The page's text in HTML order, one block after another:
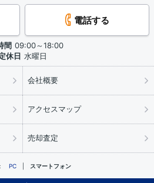
電話する
間 09:00～18:00
休日 水曜日
会社概要
アクセスマップ
売却査定
PC スマートフォン